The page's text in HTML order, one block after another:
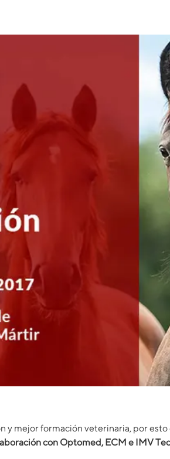
y mejor formación veterinaria, por esto
con Optomed, ECM e IMV